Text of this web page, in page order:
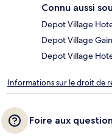
Connu aussi
Depot Village
Depot Village
Depot Village
Informations sur le droit de
Foire aux